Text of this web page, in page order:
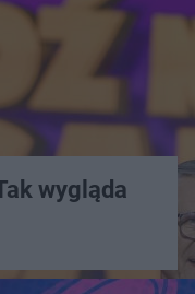
wygląda